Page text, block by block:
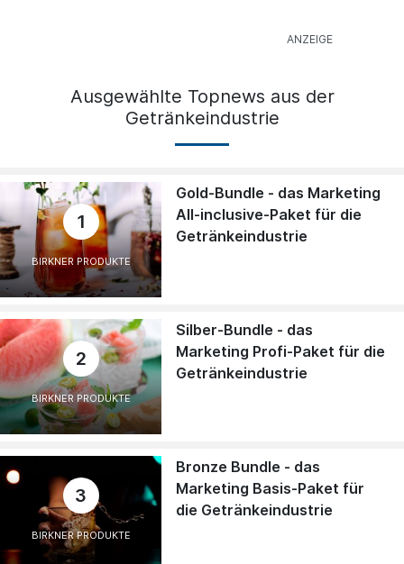
Ausgewählte Topnews aus der
Getränkeindustrie
1
BIRKNER PRODUKTE
Gold-Bundle - das Marketing
All-inclusive-Paket für die
Getränkeindustrie
2
BIRKNER PRODUKTE
Silber-Bundle - das
Marketing Profi-Paket für die
Getränkeindustrie
3
BIRKNER PRODUKTE
Bronze Bundle - das
Marketing Basis-Paket für
die Getränkeindustrie